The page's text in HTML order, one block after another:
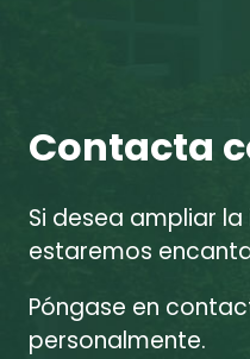
Contacta
Si desea ampliar
estaremos
Póngase en
personalmente.